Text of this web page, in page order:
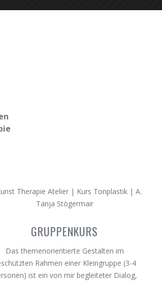
GRUPPENKURS
Das themenorientierte Gestalten im
Rahmen einer Kleingruppe (3-4
ist ein von mir begleiteter Dialog,